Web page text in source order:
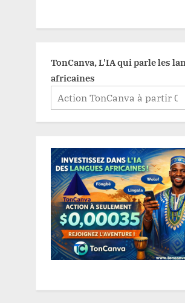
TonCanva, L'IA qui parle les
africaines